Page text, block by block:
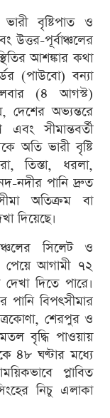
বৃষ্টিপাত ও
উত্তর-পূর্বাঞ্চলের
আশঙ্কার কথা
(পাউবো) বন্যা
(৪ আগস্ট)
দেশের অভ্যন্তরে
সীমান্তবর্তী
অতি ভারী বৃষ্টি
তিস্তা, ধরলা,
নদীর পানি দ্রুত
অতিক্রম বা
দিয়েছে।
সিলেট ও
পেয়ে আগামী ৭২
দেখা দিতে পারে।
পানি বিপৎসীমার
শেরপুর ও
বৃদ্ধি পাওয়ায়
৪৮ ঘণ্টার মধ্যে
প্লাবিত
নিচু এলাকা